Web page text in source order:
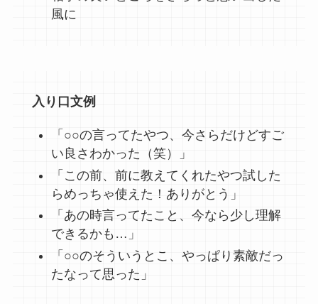
風に
入り口文例
「○○の言ってたやつ、今さらだけどすご
い良さわかった（笑）」
「この前、前に教えてくれたやつ試した
らめっちゃ使えた！ありがとう」
「あの時言ってたこと、今なら少し理解
できるかも…」
「○○のそういうとこ、やっぱり素敵だっ
たなって思った」